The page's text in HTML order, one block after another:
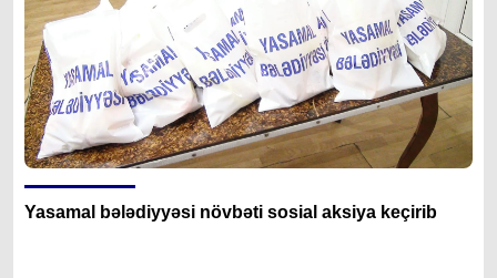
Yasamal bələdiyyəsi növbəti sosial aksiya keçirib